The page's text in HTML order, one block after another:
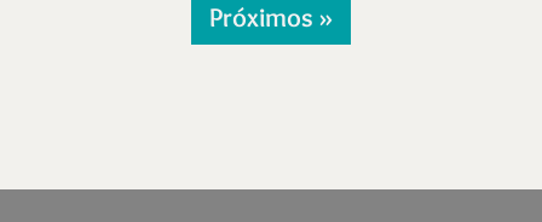
Próximos »